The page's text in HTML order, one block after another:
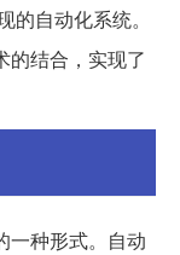
的自动化系统。
的结合，实现了
一种形式。自动